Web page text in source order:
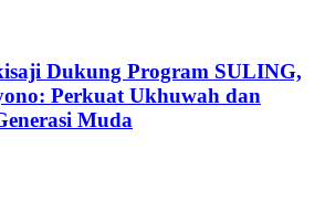
Dukung Program SULING,
Perkuat Ukhuwah dan
Muda